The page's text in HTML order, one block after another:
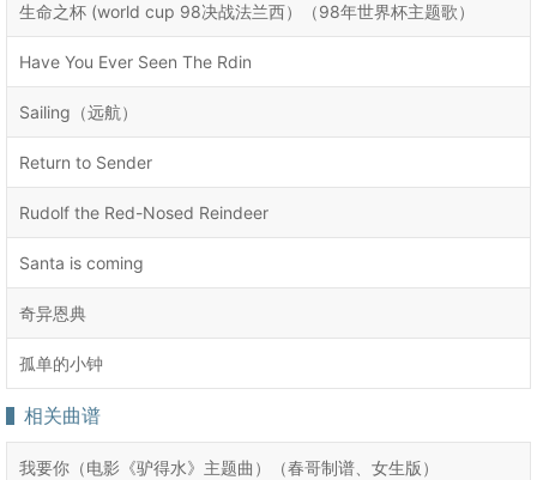
生命之杯 (world cup 98决战法兰西）（98年世界杯主题歌）
Have You Ever Seen The Rdin
Sailing（远航）
Return to Sender
Rudolf the Red-Nosed Reindeer
Santa is coming
奇异恩典
孤单的小钟
相关曲谱
我要你（电影《驴得水》主题曲）（春哥制谱、女生版）